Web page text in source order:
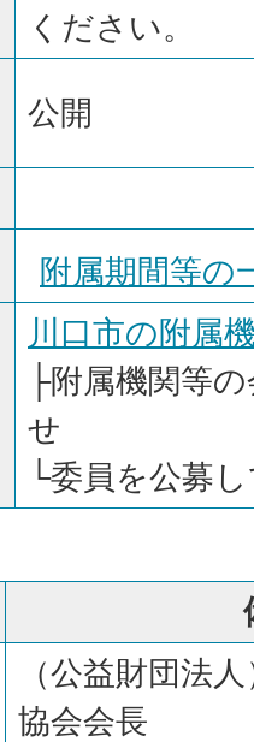
ください。
公開
附属期間等の
川口市の附属
├附属機関等
せ
└委員を公募
（公益財団法
協会会長